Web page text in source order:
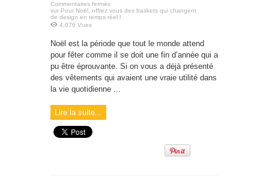
Commentaires fermés
sur Pour Noël, offrez vous des baskets qui changent
de design en temps réel !
4,076 Vues
Noël est la période que tout le monde attend
pour fêter comme il se doit une fin d’année qui a
pu être éprouvante. Si on vous a déjà présenté
des vêtements qui avaient une vraie utilité dans
la vie quotidienne ...
Lire la suite...